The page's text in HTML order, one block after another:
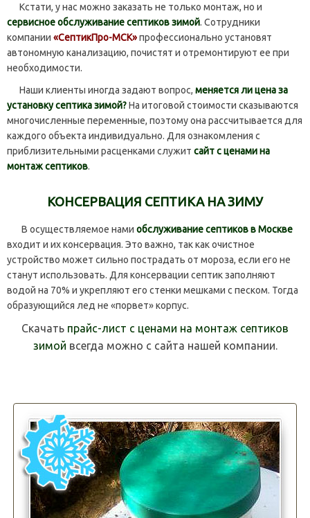
Кстати, у нас можно заказать не только монтаж, но и
сервисное обслуживание септиков зимой. Сотрудники
компании «СептикПро-МСК»профессионально установят
автономную канализацию, почистят и отремонтируют ее при
необходимости.
Наши клиенты иногда задают вопрос, меняется ли цена за
установку септика зимой?На итоговой стоимости сказываются
многочисленные переменные, поэтому она рассчитывается для
каждого объекта индивидуально. Для ознакомления с
приблизительными расценками служит сайт с ценами на
монтаж септиков.
КОНСЕРВАЦИЯ СЕПТИКА НА ЗИМУ
В осуществляемое нами обслуживание септиков в Москве
входит и их консервация. Это важно, так как очистное
устройство может сильно пострадать от мороза, если его не
станут использовать. Для консервации септик заполняют
водой на 70% и укрепляют его стенки мешками с песком. Тогда
образующийся лед не «порвет» корпус.
Скачать прайс-лист с ценами на монтаж септиков
зимой всегда можно с сайта нашей компании.